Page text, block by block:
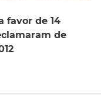
favor de 14
de